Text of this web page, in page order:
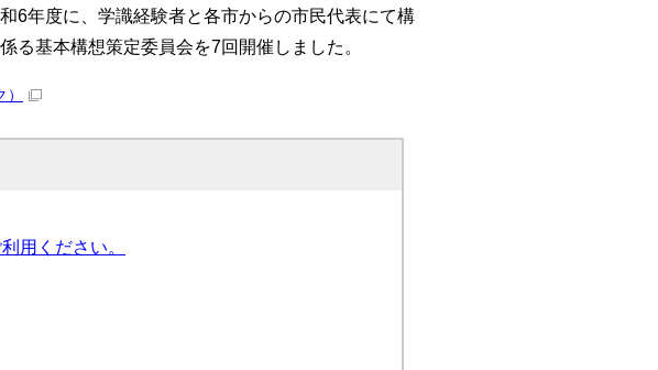
6年度に、学識経験者と各市からの市民代表にて構
る基本構想策定委員会を7回開催しました。
用ください。